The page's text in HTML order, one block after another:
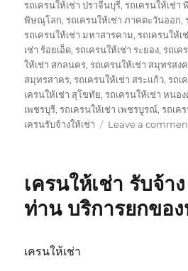
รถเครนให้เช่า ปราจีนบุรี,รถเครนให้เช่า
พิษณุโลก,รถเครนให้เช่า ภาคตะวันออก,
รถเครนให้เช่า มหาสารคาม,รถเครนให้เ
เช่า ร้อยเอ็ด,รถเครนให้เช่า ระยอง,รถเค
ให้เช่า สกลนคร,รถเครนให้เช่า สมุทรสง
สมุทรสาคร,รถเครนให้เช่า สระแก้ว,รถเ
เครนให้เช่า สุโขทัย,รถเครนให้เช่า หนอ
เพชรบุรี,รถเครนให้เช่า เพชรบูรณ์,รถเค
เครนรับจ้างให้เช่า
Leave a
เครนให้เช่า รับจ้า
ท่าน บริการยกขอ
เครนให้เช่า